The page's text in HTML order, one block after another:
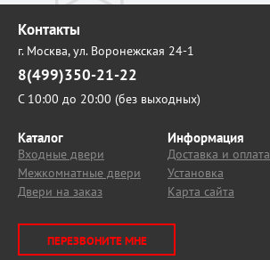
Контакты
г. Москва,ул. Воронежская 24-1
8(499)350-21-22
С 10:00 до 20:00 (без выходных)
Каталог
Входные двери
Межкомнатные двери
Двери на заказ
Информация
Доставка и оплата
Установка
Карта сайта
ПЕРЕЗВОНИТЕ МНЕ